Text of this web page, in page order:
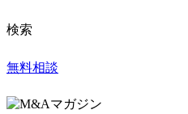
検索
無料相談